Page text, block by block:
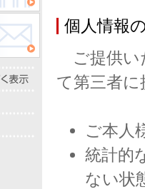
個人情報
ご提供い
て第三者
ご本人
統計的
ない状